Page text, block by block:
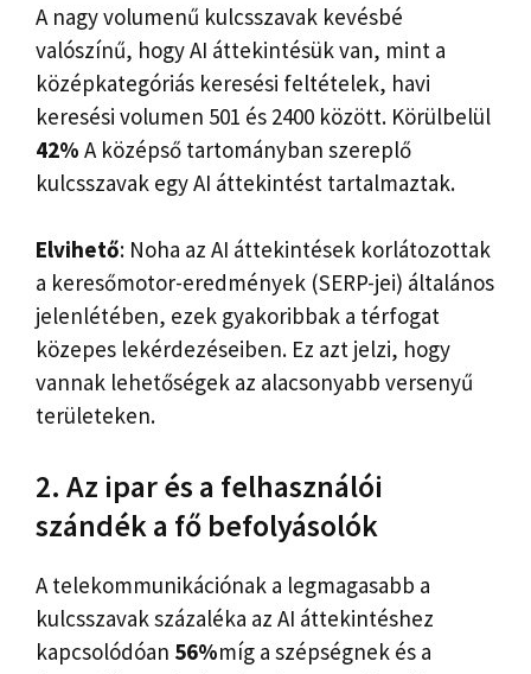
A nagy volumenű kulcsszavak kevésbé
valószínű, hogy AI áttekintésük van, mint a
középkategóriás keresési feltételek, havi
keresési volumen 501 és 2400 között. Körülbelül
42% A középső tartományban szereplő
kulcsszavak egy AI áttekintést tartalmaztak.
Elvihető: Noha az AI áttekintések korlátozottak
a keresőmotor-eredmények (SERP-jei) általános
jelenlétében, ezek gyakoribbak a térfogat
közepes lekérdezéseiben. Ez azt jelzi, hogy
vannak lehetőségek az alacsonyabb versenyű
területeken.
2. Az ipar és a felhasználói
szándék a fő befolyásolók
A telekommunikációnak a legmagasabb a
kulcsszavak százaléka az AI áttekintéshez
kapcsolódóan 56%míg a szépségnek és a